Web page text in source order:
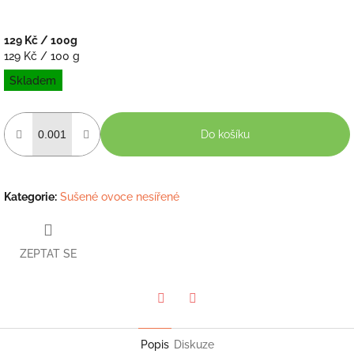
129 Kč / 100g
Měrná
cena:
129 Kč / 100 g
Skladem
Do košíku
Kategorie: Sušené ovoce nesířené
ZEPTAT SE
Popis Diskuze